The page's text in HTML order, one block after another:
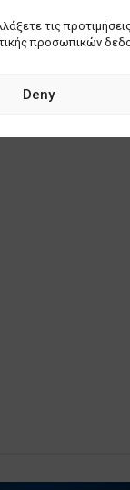
τις
προσωπικών
Deny
θετική
της Κεντρικής
απομακρυνθεί
δεν κάηκαν